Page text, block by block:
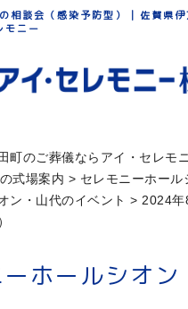
談会（感染予防型） | 佐賀県伊
モニー
町のご葬儀ならアイ・セレモ
式場案内 > セレモニーホール
ン・山代のイベント > 2024
ホールシオン